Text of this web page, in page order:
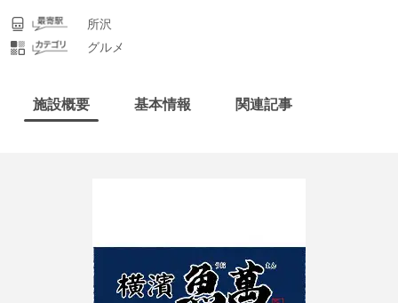
所沢
グルメ
施設概要 基本情報 関連記事